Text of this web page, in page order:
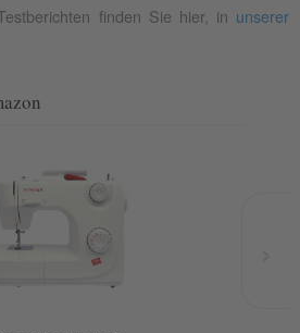
finden Sie hier, in unserer